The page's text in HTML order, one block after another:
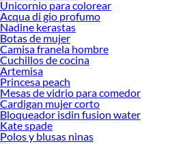
Unicornio para colorear
Acqua di gio profumo
Nadine kerastas
Botas de mujer
Camisa franela hombre
Cuchillos de cocina
Artemisa
Princesa peach
Mesas de vidrio para comedor
Cardigan mujer corto
Bloqueador isdin fusion water
Kate spade
Polos y blusas ninas